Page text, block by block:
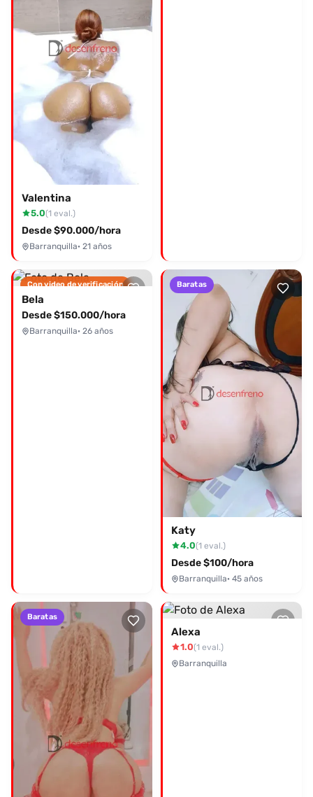
de Whatsapp y prepárate para vivir una experiencia que
querrás repetir.
Valentina
5.0(1 eval.)
Desde $90.000/hora
Barranquilla· 21 años
Con video de verificación
Bela
Desde $150.000/hora
Barranquilla· 26 años
Baratas
Katy
4.0(1 eval.)
Desde $100/hora
Barranquilla· 45 años
Baratas
Alexa
1.0(1 eval.)
Barranquilla